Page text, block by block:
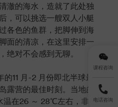
澈的海水，造就了此处独
，可以挑选一艘双人小艇
各色的鱼群，把脚伸到海
面的清凉，在这里安排一
绝对不会感到无聊。
11 月-2 月份即北半球最
露营的最佳时刻。当地的
在26 ～ 28℃左右，非
课程咨询
电话咨询